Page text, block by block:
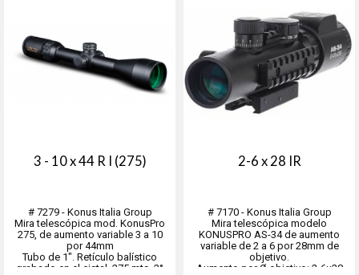
3 - 10 x 44 R I (275)
# 7279 - Konus Italia Group
Mira telescópica mod. KonusPro
275, de aumento variable 3 a 10
por 44mm
Tubo de 1". Retículo balístico
grabado en el cistal, 275 mts. 2°
2-6 x 28 IR
# 7170 - Konus Italia Group
Mira telescópica modelo
KONUSPRO AS-34 de aumento
variable de 2 a 6 por 28mm de
objetivo.
Aumento por Ø objetivo: 2-6×28